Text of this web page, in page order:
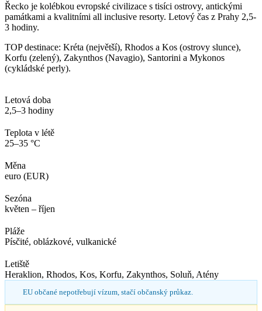
Řecko je kolébkou evropské civilizace s tisíci ostrovy, antickými
památkami a kvalitními all inclusive resorty. Letový čas z Prahy 2,5-
3 hodiny.
TOP destinace: Kréta (největší), Rhodos a Kos (ostrovy slunce),
Korfu (zelený), Zakynthos (Navagio), Santorini a Mykonos
(cykládské perly).
Letová doba
2,5–3 hodiny
Teplota v létě
25–35 °C
Měna
euro (EUR)
Sezóna
květen – říjen
Pláže
Písčité, oblázkové, vulkanické
Letiště
Heraklion, Rhodos, Kos, Korfu, Zakynthos, Soluň, Atény
EU občané nepotřebují vízum, stačí občanský průkaz.